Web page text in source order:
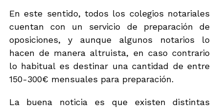
a
t
g
o
a
*
ó
i
c
*
En este sentido, todos los colegios notariales
cuentan con un servicio de preparación de
oposiciones, y aunque algunos notarios lo
hacen de manera altruista, en caso contrario
lo habitual es destinar una cantidad de entre
150-300€ mensuales para preparación.
La buena noticia es que existen distintas